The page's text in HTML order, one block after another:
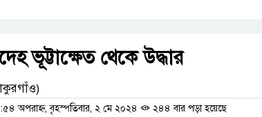
ভূট্টাক্ষেত থেকে উদ্ধার
অপরাহ্ন, বৃহস্পতিবার, ২ মে ২০২৪ ২৪৪ বার পড়া হয়েছে